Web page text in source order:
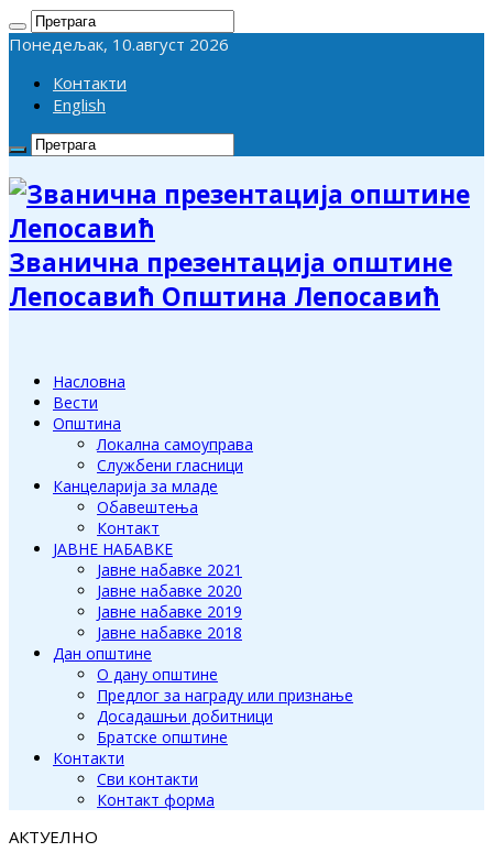
Понедељак, 10.август 2026
Контакти
English
Званична презентација општине
Лепосавић Општина Лепосавић
Насловна
Вести
Општина
Локална самоуправа
Службени гласници
Канцеларија за младе
Обавештења
Контакт
ЈАВНЕ НАБАВКЕ
Јавне набавке 2021
Јавне набавке 2020
Јавне набавке 2019
Јавне набавке 2018
Дан општине
О дану општине
Предлог за награду или признање
Досадашњи добитници
Братске општине
Контакти
Сви контакти
Контакт форма
АКТУЕЛНО